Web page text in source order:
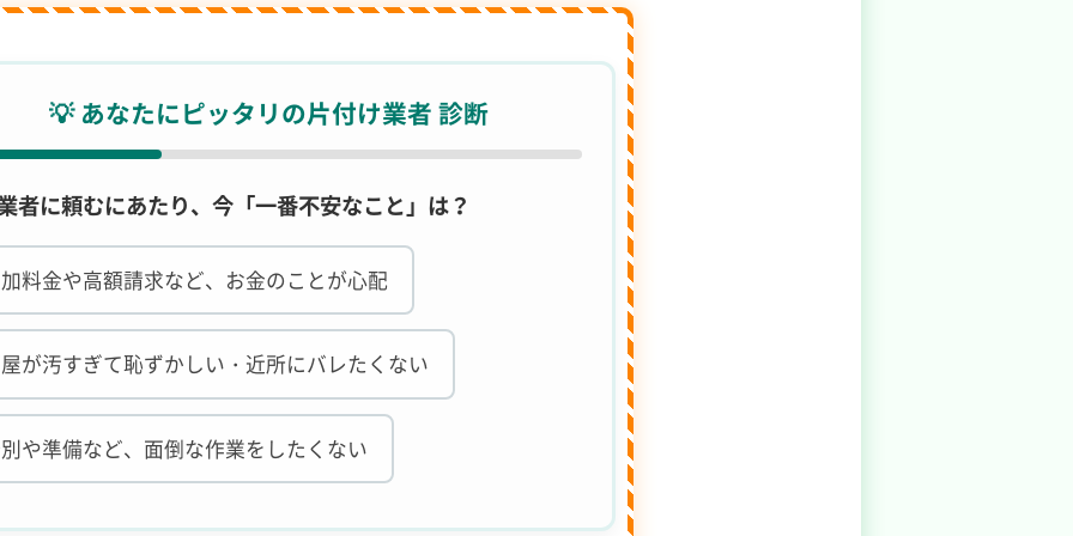
💡 あなたにピッタリの片付け業者 診断
者に頼むにあたり、今「一番不安なこと」は？
料金や高額請求など、お金のことが心配
が汚すぎて恥ずかしい・近所にバレたくない
や準備など、面倒な作業をしたくない